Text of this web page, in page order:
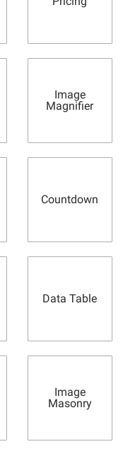
Image
Magnifier
Countdown
Data Table
Image
Masonry